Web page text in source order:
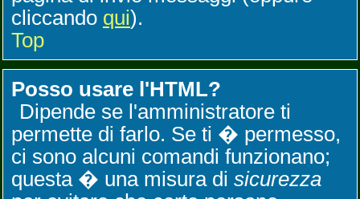
cliccando qui).
Top
Posso usare l'HTML?
Dipende se l'amministratore ti
permette di farlo. Se ti � permesso,
ci sono alcuni comandi funzionano;
questa � una misura di sicurezza